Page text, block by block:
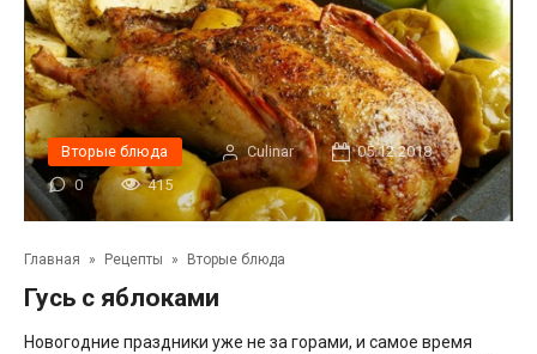
Вторые блюда Сulinar
05.12.2018
0
415
Главная » Рецепты » Вторые блюда
Гусь с яблоками
Новогодние праздники уже не за горами, и самое время